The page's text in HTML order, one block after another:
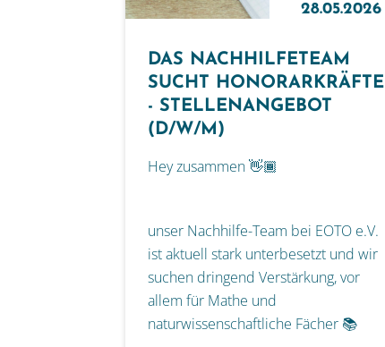
28.05.2026
DAS NACHHILFETEAM
SUCHT HONORARKRÄFTE
- STELLENANGEBOT
(D/W/M)
Hey zusammen 👋🏾
unser Nachhilfe-Team bei EOTO e.V.
ist aktuell stark unterbesetzt und wir
suchen dringend Verstärkung, vor
allem für Mathe und
naturwissenschaftliche Fächer 📚